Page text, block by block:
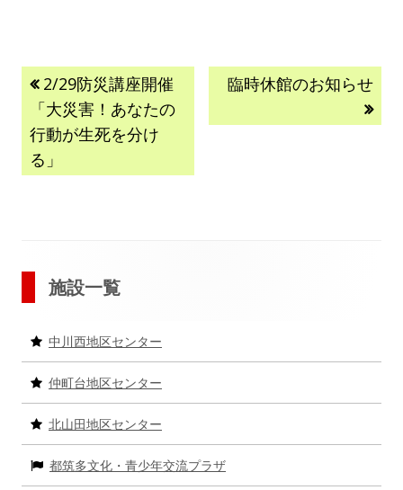
投
稿
ナ
ー
ョ
ン
前
の
記
事:
2/29防災講座開催
「大災害！あなたの
行動が生死を分け
る」
次
臨時休館のお知らせ
メ
ン
サ
イ
ド
施設一覧
中川西地区センター
仲町台地区センター
北山田地区センター
都筑多文化・青少年交流プラザ